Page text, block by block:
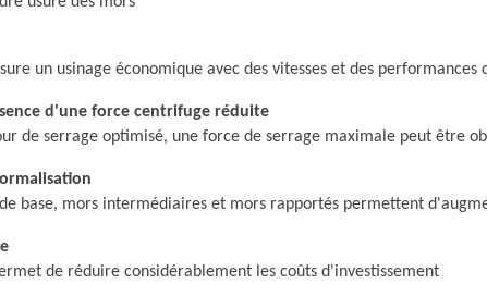
un usinage économique avec des vitesses et des performances
d'une force centrifuge réduite
de serrage optimisé, une force de serrage maximale peut être
base, mors intermédiaires et mors rapportés permettent
de réduire considérablement les coûts d'investissement